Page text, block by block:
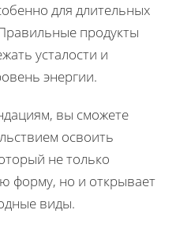
для длительных
продукты
усталости и
энергии.
вы сможете
освоить
не только
форму, но и открывает
виды.